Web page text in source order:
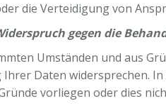
die Verteidigung von
gegen die
Umständen und aus
Daten widersprechen. In
vorliegen oder dies